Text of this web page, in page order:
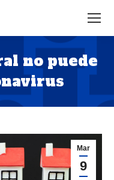
no puede
aquí:
Mar
9